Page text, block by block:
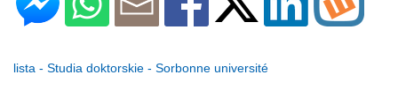
lista - Studia doktorskie - Sorbonne université